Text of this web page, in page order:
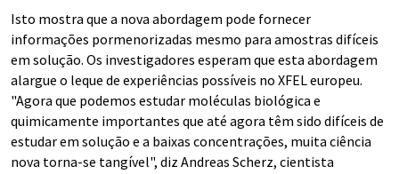
Isto mostra que a nova abordagem pode fornecer
informações pormenorizadas mesmo para amostras difíceis
em solução. Os investigadores esperam que esta abordagem
alargue o leque de experiências possíveis no XFEL europeu.
"Agora que podemos estudar moléculas biológica e
quimicamente importantes que até agora têm sido difíceis de
estudar em solução e a baixas concentrações, muita ciência
nova torna-se tangível", diz Andreas Scherz, cientista